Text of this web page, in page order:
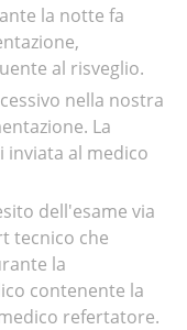
la notte fa
al risveglio.
nella nostra
La
inviata al medico
dell'esame via
tecnico che
la
contenente la
refertatore.